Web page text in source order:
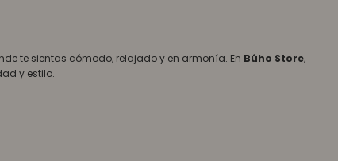
te sientas cómodo, relajado y en armonía. En Búho Store,
y estilo.